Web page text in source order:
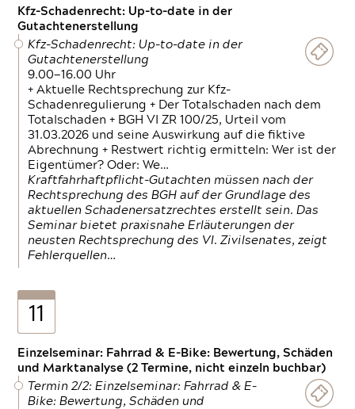
Kfz-Schadenrecht: Up-to-date in der
Gutachtenerstellung
Kfz-Schadenrecht: Up-to-date in der
Gutachtenerstellung
9.00—16.00 Uhr
+ Aktuelle Rechtsprechung zur Kfz-
Schadenregulierung + Der Totalschaden nach dem
Totalschaden + BGH VI ZR 100/25, Urteil vom
31.03.2026 und seine Auswirkung auf die fiktive
Abrechnung + Restwert richtig ermitteln: Wer ist der
Eigentümer? Oder: We…
Kraftfahrhaftpflicht-Gutachten müssen nach der
Rechtsprechung des BGH auf der Grundlage des
aktuellen Schadenersatzrechtes erstellt sein. Das
Seminar bietet praxisnahe Erläuterungen der
neusten Rechtsprechung des VI. Zivilsenates, zeigt
Fehlerquellen…
11
Einzelseminar: Fahrrad & E-Bike: Bewertung, Schäden
und Marktanalyse (2 Termine, nicht einzeln buchbar)
Termin 2/2: Einzelseminar: Fahrrad & E-
Bike: Bewertung, Schäden und